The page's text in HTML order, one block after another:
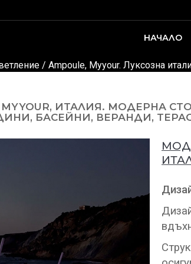
НАЧАЛО
/ Ampoule, Myyour. Луксозна
ИТАЛИЯ. МОДЕРНА
БАСЕЙНИ, ВЕРАНДИ,